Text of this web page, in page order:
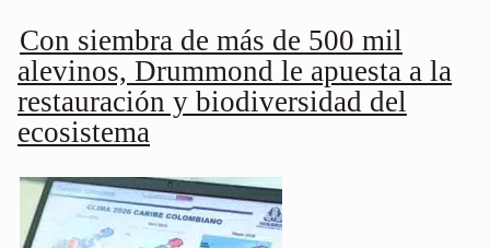
Con siembra de más de 500 mil
alevinos, Drummond le apuesta a la
restauración y biodiversidad del
ecosistema